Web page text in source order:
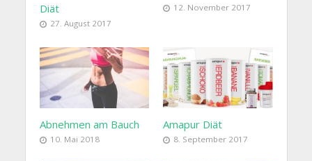
Diät
27. August 2017
12. November 2017
Abnehmen am Bauch
10. Mai 2018
Amapur Diät
8. September 2017